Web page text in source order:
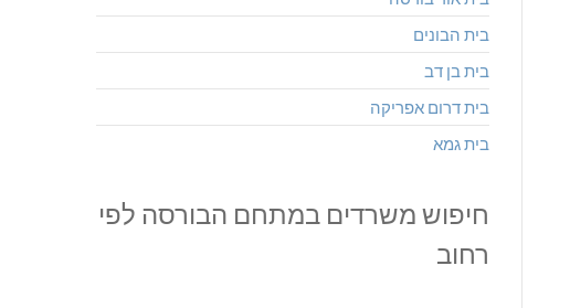
בית הבונים
בית בן דב
בית דרום אפריקה
בית גמא
חיפוש משרדים במתחם הבורסה לפי
רחוב